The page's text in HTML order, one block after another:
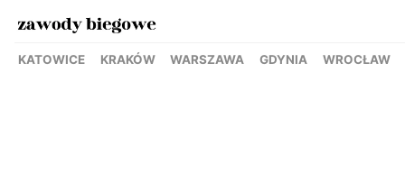
KATOWICE KRAKÓW WARSZAWA GDYNIA WROCŁAW